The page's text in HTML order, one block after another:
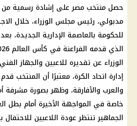
حصل منتخب مصرعلى إشادة رسمية من
مدبولي، رئيس مجلس الوزراء، خلال
للحكومة بالعاصمة الإدارية الجديدة،
الذي قدمه الفراعنة في كأس العالم
الوزراء عن تقديره للاعبين والجهاز
إدارة اتحاد الكرة، معتبرًا أن المنتخب
والعرب والأفارقة، وظهر بصورة مشرفة
خاصة في المواجهة الأخيرة أمام بطل
الجماهير تنتظر عودة اللاعبين